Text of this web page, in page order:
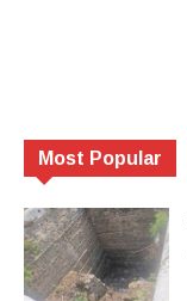
Most Popular